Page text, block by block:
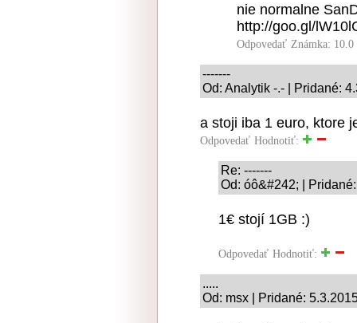
nie normalne
http://goo.gl/
Odpovedať Známka: 10.0
-------
Od: Analytik -.- | Pridané:
a stoji iba 1 euro, ktore
Odpovedať Hodnotiť:
Re: -------
Od: óô&#242; |
1€ stojí 1GB :)
Odpovedať Hodnotiť:
.....
Od: msx | Pridané: